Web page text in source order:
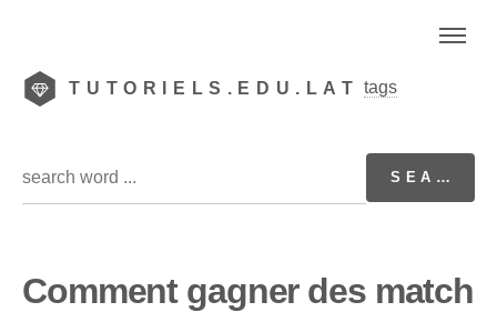
TUTORIELS.EDU.LAT tags
Comment gagner des match